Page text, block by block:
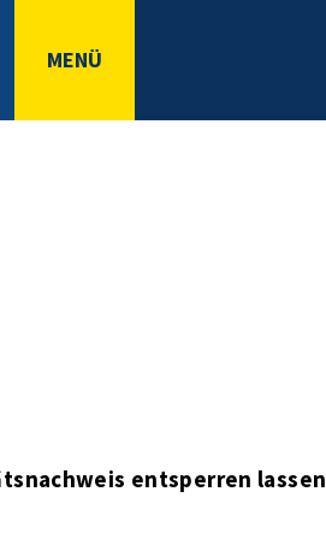
MENÜ
entsperren lassen